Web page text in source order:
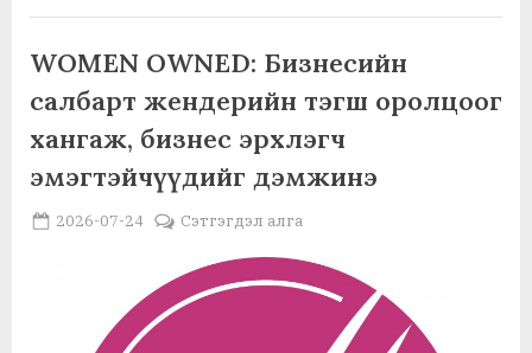
дахь
компанийн
агуулах
агаарын
цохилтод
өртлөө”
,
Зэвсэгт хүчин, хил хамгаалал,Нийгэм, иргэн, гэр бүл
WOMEN OWNED: Бизнесийн
салбарт жендерийн тэгш оролцоог
хангаж, бизнес эрхлэгч
эмэгтэйчүүдийг дэмжинэ
Posted
2026-07-24 By
MGL . SOCIAL
Сэтгэгдэл алга